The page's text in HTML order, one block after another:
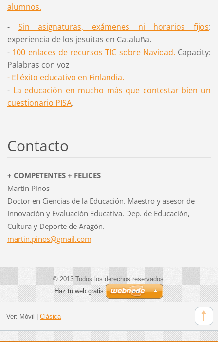
alumnos.
- Sin asignaturas, exámenes ni horarios fijos:
experiencia de los jesuitas en Cataluña.
- 100 enlaces de recursos TIC sobre Navidad. Capacity:
Palabras con voz
- El éxito educativo en Finlandia.
- La educación en mucho más que contestar bien un
cuestionario PISA.
Contacto
+ COMPETENTES + FELICES
Martín Pinos
Doctor en Ciencias de la Educación. Maestro y asesor de
Innovación y Evaluación Educativa. Dep. de Educación,
Cultura y Deporte de Aragón.
martin.pinos@gmail.com
© 2013 Todos los derechos reservados.
Haz tu web gratis
Ver: Móvil Clásica